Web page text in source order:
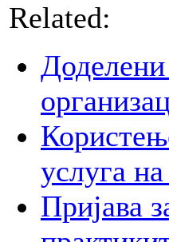
Related:
Доделени
услуга
Пријава